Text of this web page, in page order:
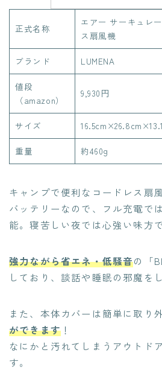
正式名称
エアー サーキュレ
ス扇風機
ブランド LUMENA
値段
（amazon）
9,930円
サイズ
重量 約460g
キャンプで便利なコードレス扇
バッテリーなので、フル充電で
能。寝苦しい夜では心強い味方で
強力ながら省エネ・低騒音の「
しており、談話や睡眠の邪魔を
また、本体カバーは簡単に取り
ができます ！
なにかと汚れてしまうアウトド
す。